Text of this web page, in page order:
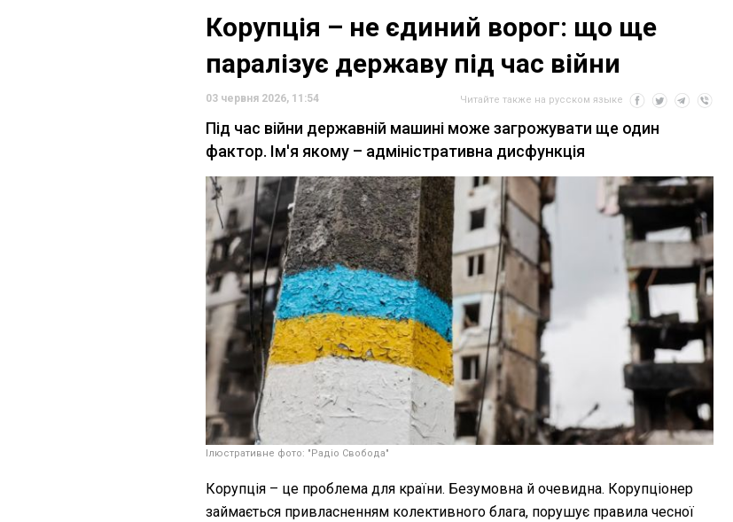
Корупція – не єдиний ворог: що ще
паралізує державу під час війни
03 червня 2026, 11:54 Читайте также на русском языке
Під час війни державній машині може загрожувати ще один
фактор. Ім'я якому – адміністративна дисфункція
Ілюстративне фото: "Радіо Свобода"
Корупція – це проблема для країни. Безумовна й очевидна. Корупціонер
займається привласненням колективного блага, порушує правила чесної